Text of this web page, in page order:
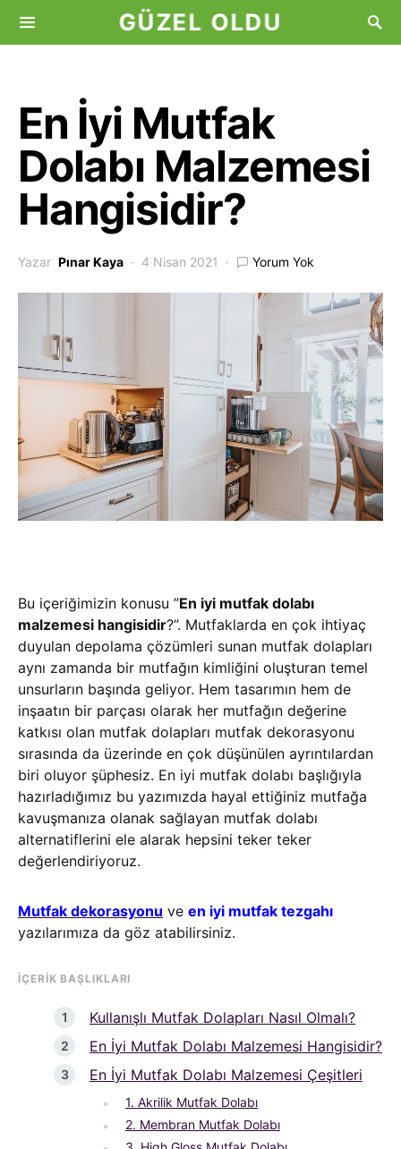
GÜZEL OLDU
En İyi Mutfak
Dolabı Malzemesi
Hangisidir?
Yazar Pınar Kaya 4 Nisan 2021 Yorum Yok
Bu içeriğimizin konusu ”En iyi mutfak dolabı
malzemesi hangisidir?”. Mutfaklarda en çok ihtiyaç
duyulan depolama çözümleri sunan mutfak dolapları
aynı zamanda bir mutfağın kimliğini oluşturan temel
unsurların başında geliyor. Hem tasarımın hem de
inşaatın bir parçası olarak her mutfağın değerine
katkısı olan mutfak dolapları mutfak dekorasyonu
sırasında da üzerinde en çok düşünülen ayrıntılardan
biri oluyor şüphesiz. En iyi mutfak dolabı başlığıyla
hazırladığımız bu yazımızda hayal ettiğiniz mutfağa
kavuşmanıza olanak sağlayan mutfak dolabı
alternatiflerini ele alarak hepsini teker teker
değerlendiriyoruz.
Mutfak dekorasyonu ve en iyi mutfak tezgahı
yazılarımıza da göz atabilirsiniz.
İÇERIK BAŞLIKLARI
Kullanışlı Mutfak Dolapları Nasıl Olmalı?
En İyi Mutfak Dolabı Malzemesi Hangisidir?
En İyi Mutfak Dolabı Malzemesi Çeşitleri
1. Akrilik Mutfak Dolabı
2. Membran Mutfak Dolabı